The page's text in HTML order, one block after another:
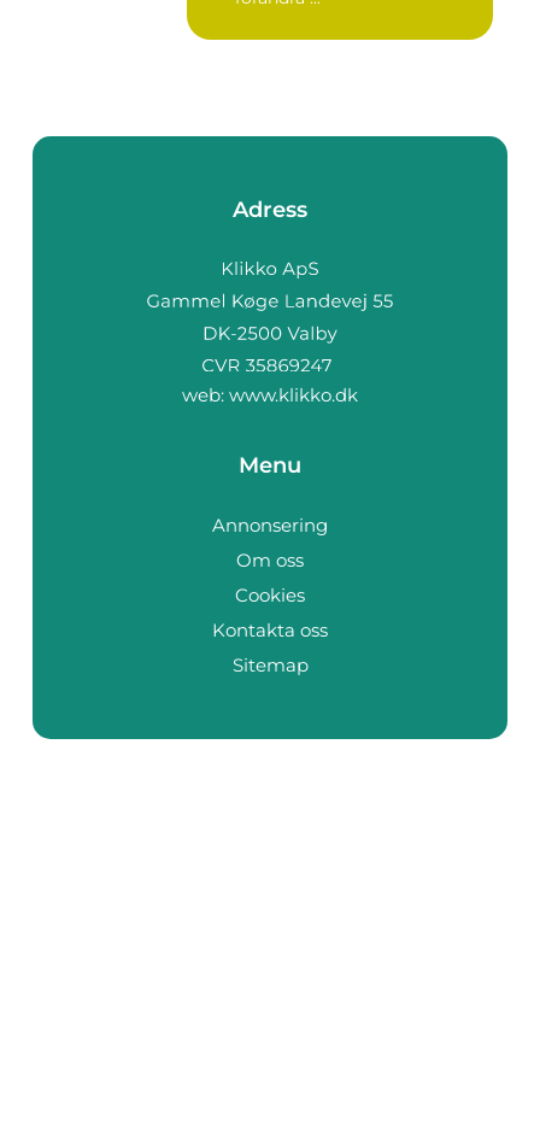
Adress
web: www.klikko.dk
Menu
Annonsering
Om oss
Cookies
Kontakta oss
Sitemap